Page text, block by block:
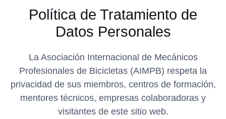
Política de Tratamiento de
Datos Personales
La Asociación Internacional de Mecánicos
Profesionales de Bicicletas (AIMPB) respeta la
privacidad de sus miembros, centros de formación,
mentores técnicos, empresas colaboradoras y
visitantes de este sitio web.